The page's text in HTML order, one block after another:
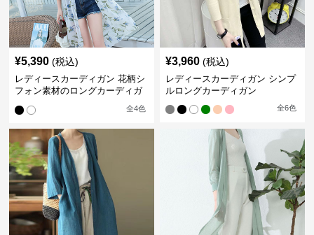
¥5,390 (税込)
レディースカーディガン 花柄シ
フォン素材のロングカーディガ
全4色
¥3,960 (税込)
レディースカーディガン シンプ
ルロングカーディガン
全6色